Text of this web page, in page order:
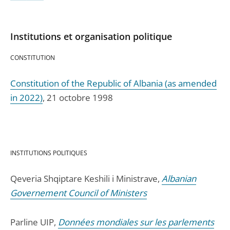
Institutions et organisation politique
CONSTITUTION
Constitution of the Republic of Albania (as amended
in 2022), 21 octobre 1998
INSTITUTIONS POLITIQUES
Qeveria Shqiptare Keshili i Ministrave, Albanian
Governement Council of Ministers
Parline UIP, Données mondiales sur les parlements